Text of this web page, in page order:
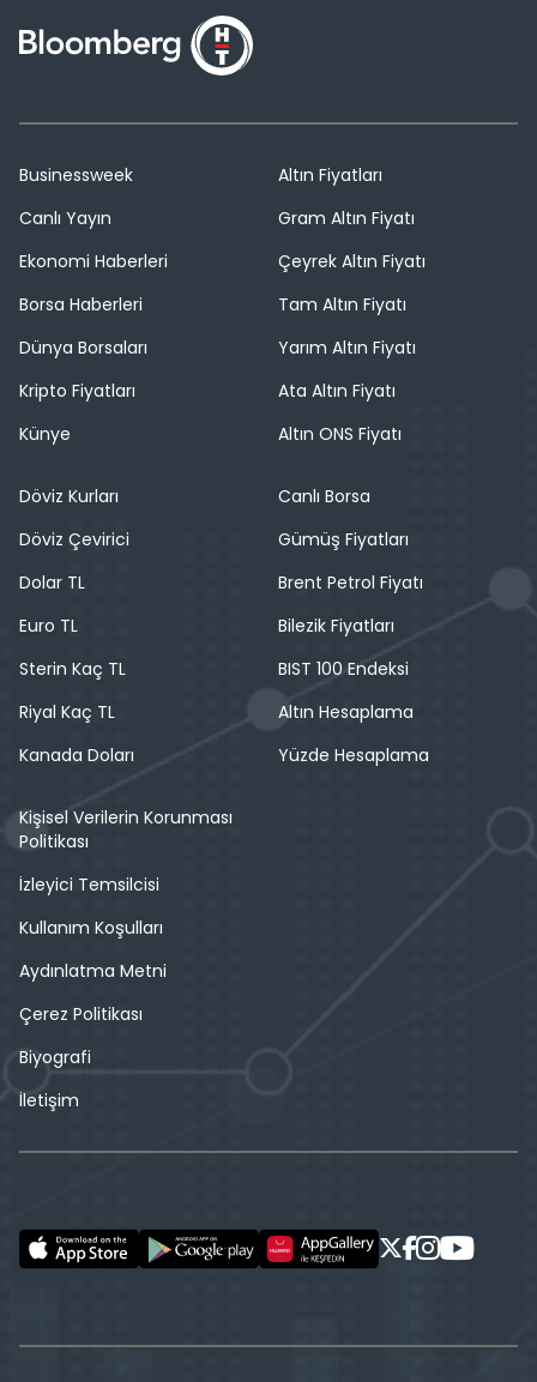
Businessweek
Canlı Yayın
Ekonomi Haberleri
Borsa Haberleri
Dünya Borsaları
Kripto Fiyatları
Künye
Altın Fiyatları
Gram Altın Fiyatı
Çeyrek Altın Fiyatı
Tam Altın Fiyatı
Yarım Altın Fiyatı
Ata Altın Fiyatı
Altın ONS Fiyatı
Döviz Kurları
Döviz Çevirici
Dolar TL
Euro TL
Sterin Kaç TL
Riyal Kaç TL
Kanada Doları
Canlı Borsa
Gümüş Fiyatları
Brent Petrol Fiyatı
Bilezik Fiyatları
BIST 100 Endeksi
Altın Hesaplama
Yüzde Hesaplama
Kişisel Verilerin Korunması
Politikası
İzleyici Temsilcisi
Kullanım Koşulları
Aydınlatma Metni
Çerez Politikası
Biyografi
İletişim